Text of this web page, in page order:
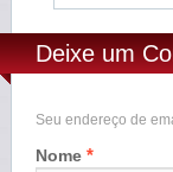
Deixe um
Seu endereço de
Nome *